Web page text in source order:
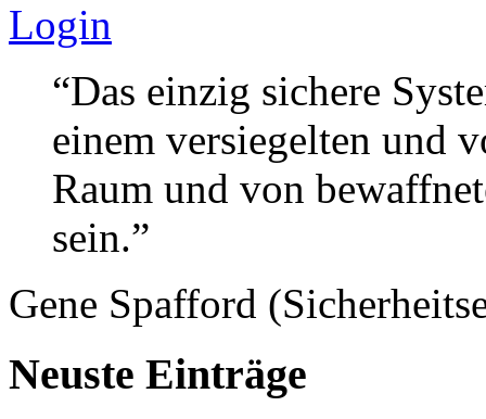
Login
“Das einzig sichere
einem versiegelten und
Raum und von
sein.”
Gene Spafford
Neuste Einträge